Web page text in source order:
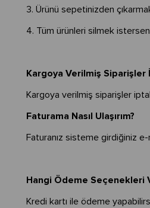
3. Ürünü sepetinizden
4. Tüm ürünleri silmek
Kargoya Verilmiş Siparişler
Kargoya verilmiş siparişler
Faturama Nasıl Ulaşırım?
Faturanız sisteme girdiğiniz
Hangi Ödeme Seçenekleri
Kredi kartı ile ödeme